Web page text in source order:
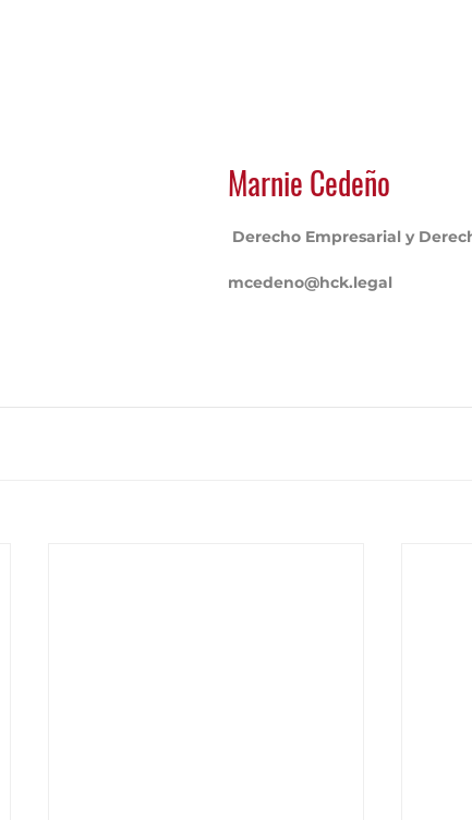
Marnie Cedeño
Derecho Empresarial y
mcedeno@hck.legal